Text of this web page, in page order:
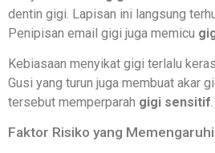
dentin gigi. Lapisan ini langsung
Penipisan email gigi juga memicu
Kebiasaan menyikat gigi terlalu
Gusi yang turun juga membuat akar
tersebut memperparah gigi sensitif.
Faktor Risiko yang Memengaruhi